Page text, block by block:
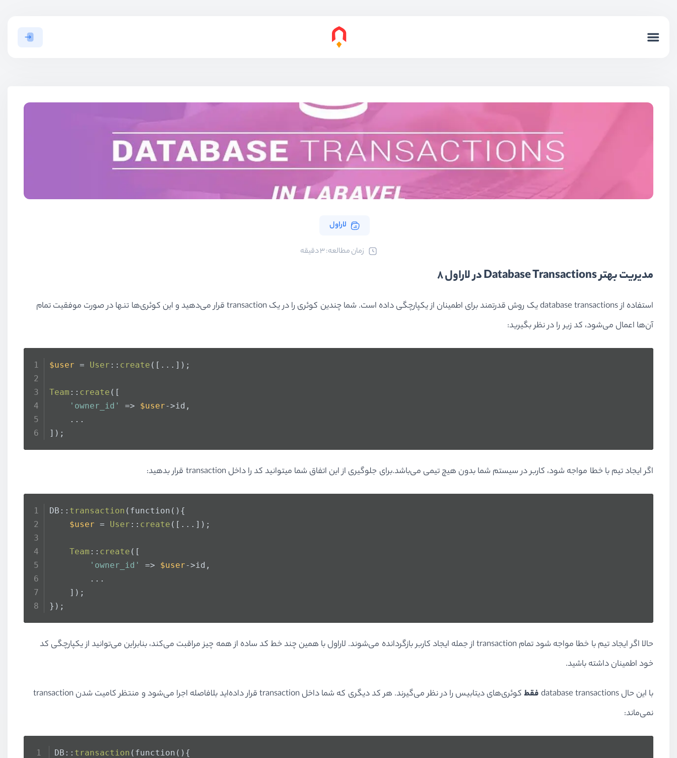
لاراول
ﺯﻣﺎﻥ ﻣﻄﺎﻟﻌﻪ: 3 دقیقه
مدیریت بهتر Database Transactions در لاراول ۸
استفاده از database transactions یک روش قدرتمند برای اطمینان از یکپارچگی داده است. شما چندین کوئری را در یک transaction قرار می‌دهید و این کوئری‌ها تنها در صورت موفقیت تمام
آن‌‌ها اعمال می‌شود، کد زیر را در نظر بگیرید:
$user = User :: create ([...]);
Team :: create ([
'owner_id'
=> $user->id,
    ...
]);
اگر ایجاد تیم با خطا مواجه شود، کاربر در سیستم شما بدون هیچ تیمی می‌باشد.برای جلوگیری از این اتفاق شما میتوانید کد را داخل transaction قرار بدهید:
DB:: transaction (function(){
$user = User :: create ([...]);
Team :: create ([
'owner_id'
=> $user->id,
        ...
    ]);
});
حالا اگر ایجاد تیم با خطا مواجه شود تمام transaction از جمله ایجاد کاربر بازگردانده می‌شوند. لاراول با همین چند خط کد ساده از همه چیز مراقبت می‌کند، بنابراین می‌توانید از یکپارچگی کد
خود اطمینان داشته باشید.
با این حال database transactions فقط
کوئری‌های دیتابیس را در نظر می‌گیرند. هر کد دیگری که شما داخل transaction قرار داده‌اید بلافاصله اجرا می‌شود و منتظر کامیت شدن transaction
نمی‌ماند:
DB:: transaction (function(){